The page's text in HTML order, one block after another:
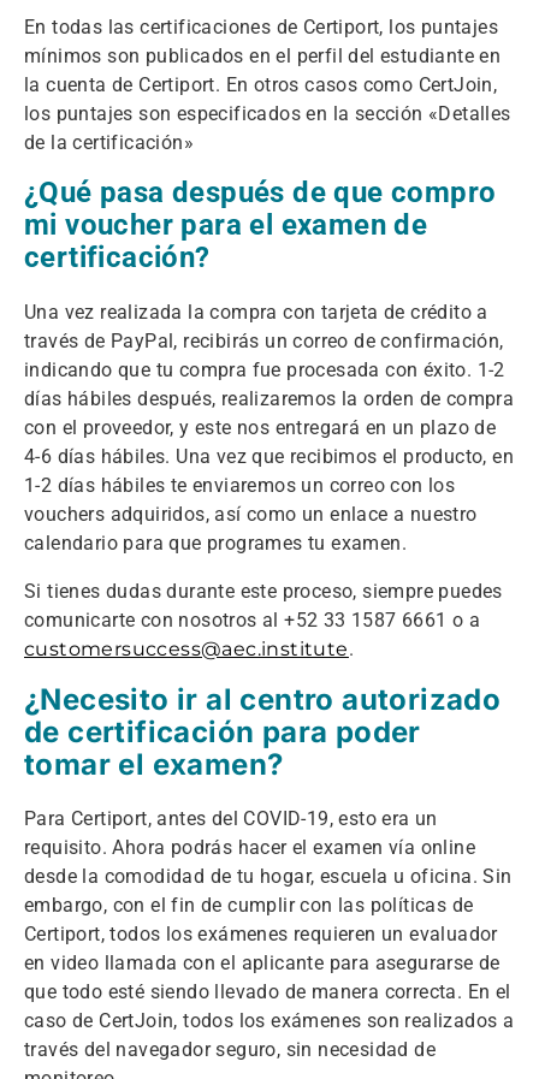
En todas las certificaciones de Certiport, los puntajes
mínimos son publicados en el perfil del estudiante en
la cuenta de Certiport. En otros casos como CertJoin,
los puntajes son especificados en la sección «Detalles
de la certificación»
¿Qué pasa después de que compro
mi voucher para el examen de
certificación?
Una vez realizada la compra con tarjeta de crédito a
través de PayPal, recibirás un correo de confirmación,
indicando que tu compra fue procesada con éxito. 1-2
días hábiles después, realizaremos la orden de compra
con el proveedor, y este nos entregará en un plazo de
4-6 días hábiles. Una vez que recibimos el producto, en
1-2 días hábiles te enviaremos un correo con los
vouchers adquiridos, así como un enlace a nuestro
calendario para que programes tu examen.
Si tienes dudas durante este proceso, siempre puedes
comunicarte con nosotros al +52 33 1587 6661 o a
customersuccess@aec.institute.
¿Necesito ir al centro autorizado
de certificación para poder
tomar el examen?
Para Certiport, antes del COVID-19, esto era un
requisito. Ahora podrás hacer el examen vía online
desde la comodidad de tu hogar, escuela u oficina. Sin
embargo, con el fin de cumplir con las políticas de
Certiport, todos los exámenes requieren un evaluador
en video llamada con el aplicante para asegurarse de
que todo esté siendo llevado de manera correcta. En el
caso de CertJoin, todos los exámenes son realizados a
través del navegador seguro, sin necesidad de